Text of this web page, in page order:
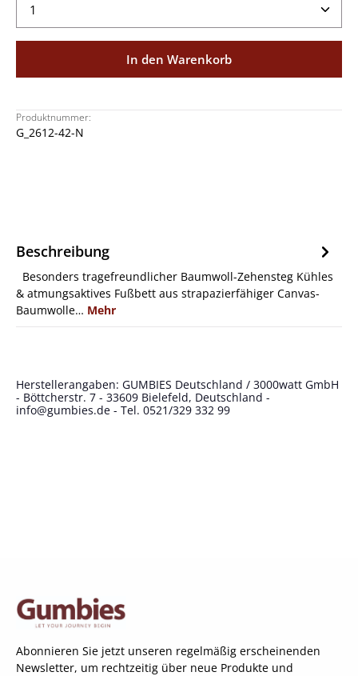
In den Warenkorb
Produktnummer:
G_2612-42-N
Beschreibung
Besonders tragefreundlicher Baumwoll-Zehensteg Kühles
& atmungsaktives Fußbett aus strapazierfähiger Canvas-
Baumwolle… Mehr
Herstellerangaben: GUMBIES Deutschland / 3000watt GmbH
- Böttcherstr. 7 - 33609 Bielefeld, Deutschland -
info@gumbies.de - Tel. 0521/329 332 99
Abonnieren Sie jetzt unseren regelmäßig erscheinenden
Newsletter, um rechtzeitig über neue Produkte und